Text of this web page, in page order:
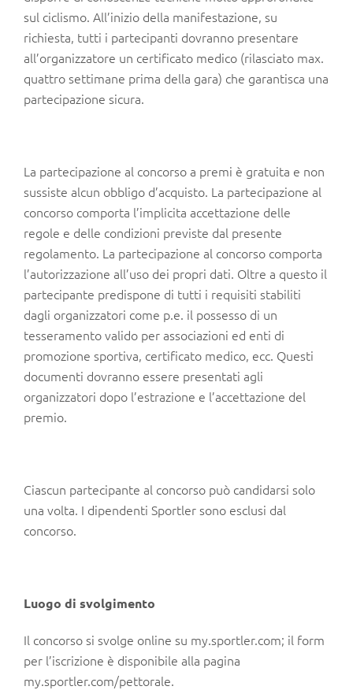
sul ciclismo. All’inizio della manifestazione, su
richiesta, tutti i partecipanti dovranno presentare
all’organizzatore un certificato medico (rilasciato max.
quattro settimane prima della gara) che garantisca una
partecipazione sicura.
La partecipazione al concorso a premi è gratuita e non
sussiste alcun obbligo d’acquisto. La partecipazione al
concorso comporta l’implicita accettazione delle
regole e delle condizioni previste dal presente
regolamento. La partecipazione al concorso comporta
l’autorizzazione all’uso dei propri dati. Oltre a questo il
partecipante predispone di tutti i requisiti stabiliti
dagli organizzatori come p.e. il possesso di un
tesseramento valido per associazioni ed enti di
promozione sportiva, certificato medico, ecc. Questi
documenti dovranno essere presentati agli
organizzatori dopo l’estrazione e l’accettazione del
premio.
Ciascun partecipante al concorso può candidarsi solo
una volta. I dipendenti Sportler sono esclusi dal
concorso.
Luogo di svolgimento
Il concorso si svolge online su my.sportler.com; il form
per l’iscrizione è disponibile alla pagina
my.sportler.com/pettorale.